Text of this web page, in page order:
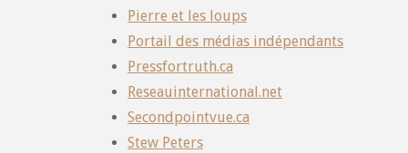
Pierre et les loups
Portail des médias indépendants
Pressfortruth.ca
Reseauinternational.net
Secondpointvue.ca
Stew Peters